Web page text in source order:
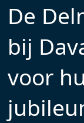
De
bij
voor